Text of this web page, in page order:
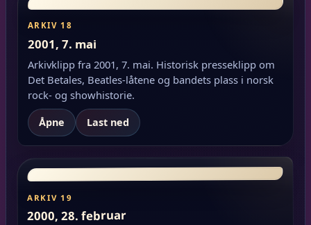
ARKIV 18
2001, 7. mai
Arkivklipp fra 2001, 7. mai. Historisk presseklipp om
Det Betales, Beatles-låtene og bandets plass i norsk
rock- og showhistorie.
Åpne Last ned
ARKIV 19
2000, 28. februar